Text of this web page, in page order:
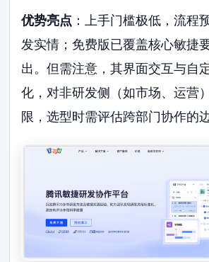
优势亮点 ：上手门槛极低，流程
发实情；免费版已覆盖核心敏捷
出。但需注意，其界面交互与自
化，对非研发侧（如市场、运营
限，选型时需评估跨部门协作的